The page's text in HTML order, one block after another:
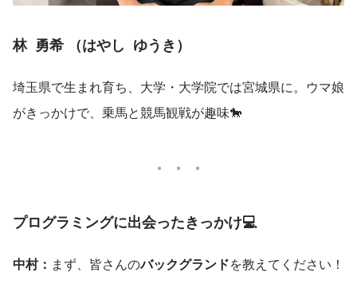
林  勇希 （はやし  ゆうき）
埼玉県で生まれ育ち、大学・大学院では宮城県に。ウマ娘
がきっかけで、乗馬と競馬観戦が趣味🐎
プログラミングに出会ったきっかけ💻
中村： まず、皆さんのバックグランドを教えてください！